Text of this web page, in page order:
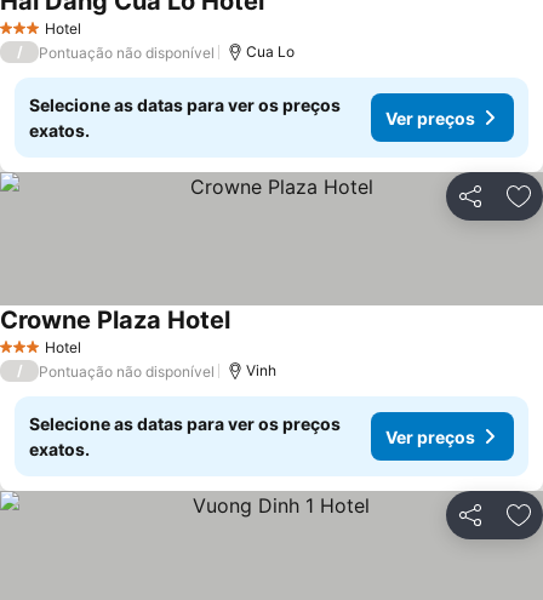
3 EstrelasHotel
Ver preços
/ Pontuação não disponível Cua Lo
Selecione as datas para ver os preços
exatos.
Ver preços
Partilhar
3 EstrelasHotel
Crowne Plaza HotelVer preços
/ Pontuação não disponível Vinh
Selecione as datas para ver os preços
exatos.
Ver preços
Partilhar